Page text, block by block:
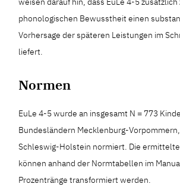
phonologischen Bewusstheit einen
Vorhersage der späteren Leistungen im
liefert.
Normen
EuLe 4-5 wurde an insgesamt N = 773
Bundesländern Mecklenburg-
Schleswig-Holstein normiert. Die
können anhand der Normtabellen im
Prozentränge transformiert werden.